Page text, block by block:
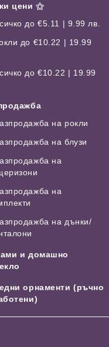
цени ⚝
до €5.11 | 9.99 лв.
до €10.22 | 19.99
до €10.22 | 19.99
на рокли
на блузи
на
на
на дънки/
и домашно
орнаменти (ръчно